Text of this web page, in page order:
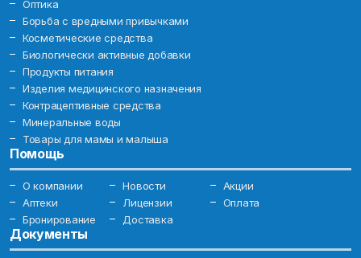
Оптика
Борьба с вредными привычками
Косметические средства
Биологически активные добавки
Продукты питания
Изделия медицинского назначения
Контрацептивные средства
Минеральные воды
Товары для мамы и малыша
Помощь
О компании Новости
Акции
Аптеки
Лицензии
Оплата
Бронирование
Доставка
Документы